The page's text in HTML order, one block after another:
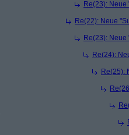
Re(23):
Re(22): Neue
Re(23):
Re(24):
Re(25):